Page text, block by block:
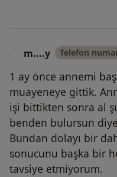
m....y Telefon
1 ay önce annemi
muayeneye gittik.
işi bittikten sonra al
benden bulursun
Bundan dolayı bir
sonucunu başka bir
tavsiye etmiyorum.